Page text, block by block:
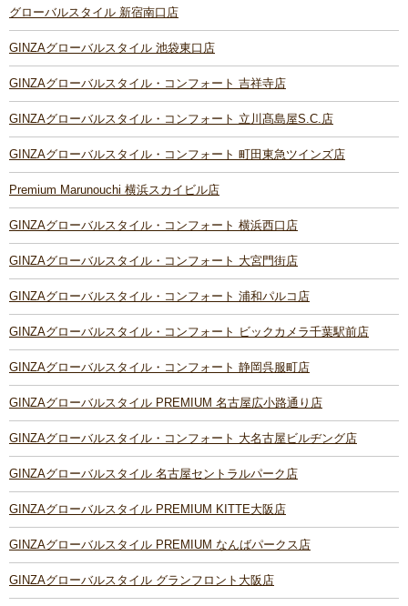
グローバルスタイル 新宿南口店
GINZAグローバルスタイル 池袋東口店
GINZAグローバルスタイル・コンフォート 吉祥寺店
GINZAグローバルスタイル・コンフォート 立川髙島屋S.C.店
GINZAグローバルスタイル・コンフォート 町田東急ツインズ店
Premium Marunouchi 横浜スカイビル店
GINZAグローバルスタイル・コンフォート 横浜西口店
GINZAグローバルスタイル・コンフォート 大宮門街店
GINZAグローバルスタイル・コンフォート 浦和パルコ店
GINZAグローバルスタイル・コンフォート ビックカメラ千葉駅前店
GINZAグローバルスタイル・コンフォート 静岡呉服町店
GINZAグローバルスタイル PREMIUM 名古屋広小路通り店
GINZAグローバルスタイル・コンフォート 大名古屋ビルヂング店
GINZAグローバルスタイル 名古屋セントラルパーク店
GINZAグローバルスタイル PREMIUM KITTE大阪店
GINZAグローバルスタイル PREMIUM なんばパークス店
GINZAグローバルスタイル グランフロント大阪店